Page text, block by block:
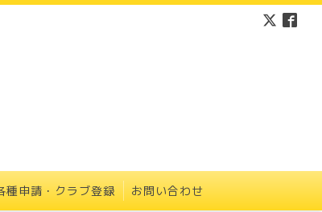
種申請・クラブ登録 お問い合わせ